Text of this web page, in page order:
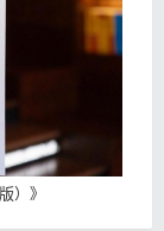
） 》